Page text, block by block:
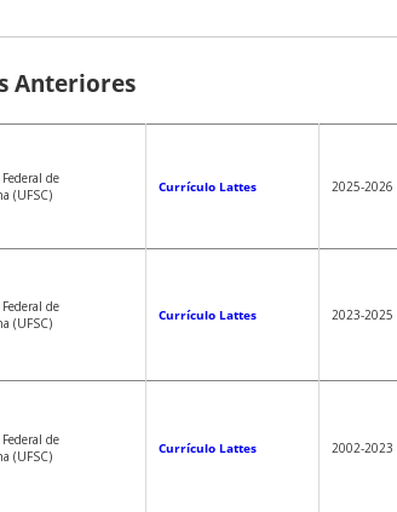
Anteriores
de
(UFSC)
Currículo Lattes 2025-2026
de
(UFSC)
Currículo Lattes 2023-2025
de
(UFSC)
Currículo Lattes 2002-2023